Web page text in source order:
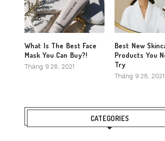
What Is The Best Face
Mask You Can Buy?!
Tháng 9 28, 2021
Best New
Products You
Try
Tháng 9 28, 2021
CATEGORIES